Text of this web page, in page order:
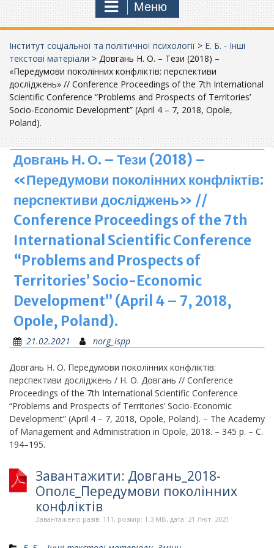
Меню
Інститут соціальної та політичної психології > Е. Б. - Інші
текстові матеріали > Довгань Н. О. – Тези (2018) –
«Передумови поколінних конфліктів: перспективи
досліджень» // Conference Proceedings of the 7th International
Scientific Conference “Problems and Prospects of Territories’
Socio-Economic Development” (April 4 – 7, 2018, Opole,
Poland).
Довгань Н. О. – Тези (2018) –
«Передумови поколінних конфліктів:
перспективи досліджень» //
Conference Proceedings of the 7th
International Scientific Conference
“Problems and Prospects of
Territories’ Socio-Economic
Development” (April 4 – 7, 2018,
Opole, Poland).
21.02.2021 norg_ispp
Довгань Н. О. Передумови поколінних конфліктів:
перспективи досліджень / Н. О. Довгань // Conference
Proceedings of the 7th International Scientific Conference
“Problems and Prospects of Territories’ Socio-Economic
Development” (April 4 – 7, 2018, Opole, Poland). – The Academy
of Management and Administration in Opole, 2018. – 345 p. – С.
194–195.
Завантажити: Довгань_2018-
Ополє_Передумови поколінних
конфліктів
Завантажено разів: 111, розмір: 1.3 MB, дата: 21 Лют. 2021